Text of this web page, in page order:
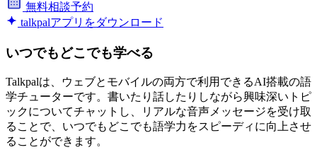
無料相談予約
talkpalアプリをダウンロード
いつでもどこでも学べる
Talkpalは、ウェブとモバイルの両方で利用できるAI搭載の語
学チューターです。書いたり話したりしながら興味深いトピ
ックについてチャットし、リアルな音声メッセージを受け取
ることで、いつでもどこでも語学力をスピーディに向上させ
ることができます。